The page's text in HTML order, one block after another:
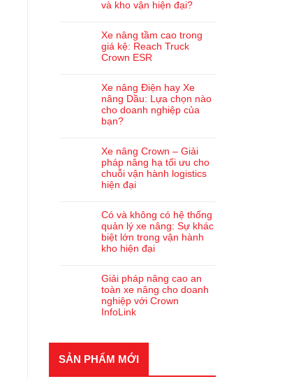
và kho vận hiện đại?
Xe nâng tầm cao trong
giá kệ: Reach Truck
Crown ESR
Xe nâng Điện hay Xe
nâng Dầu: Lựa chọn nào
cho doanh nghiệp của
bạn?
Xe nâng Crown – Giải
pháp nâng hạ tối ưu cho
chuỗi vận hành logistics
hiện đại
Có và không có hệ thống
quản lý xe nâng: Sự khác
biệt lớn trong vận hành
kho hiện đại
Giải pháp nâng cao an
toàn xe nâng cho doanh
nghiệp với Crown
InfoLink
SẢN PHẨM MỚI